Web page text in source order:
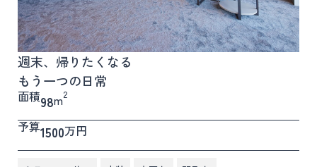
週末、帰りたくなる
もう一つの日常
面積98m2
予算1500万円